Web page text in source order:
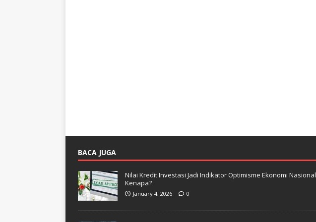
BACA JUGA
Nilai Kredit Investasi Jadi Indikator Optimisme Ekonomi Nasional,
Kenapa?
January 4, 2026 0